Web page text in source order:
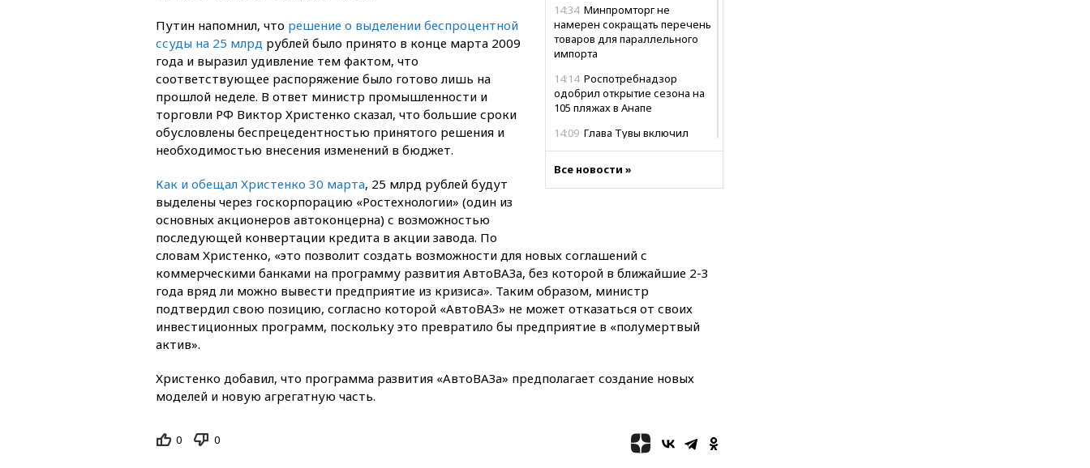
14:34 Минпромторг не
намерен сокращать перечень
товаров для параллельного
импорта
14:14 Роспотребнадзор
одобрил открытие сезона на
105 пляжах в Анапе
14:09 Глава Тувы включил
13:57Wildberries запустит
одобрили скандальный
законопроект о частной
собственности
13:36ABC News: запасы
вооружений США достигли
крайне низкого уровня
Верховный суд снять «Яблоко»
президентом ОАЭ ситуацию в
Персидском заливе и на
Все новости »
Путин напомнил, что решение о выделении беспроцентной
ссуды на 25 млрд рублей было принято в конце марта 2009
года и выразил удивление тем фактом, что
соответствующее распоряжение было готово лишь на
прошлой неделе. В ответ министр промышленности и
торговли РФ Виктор Христенко сказал, что большие сроки
обусловлены беспрецедентностью принятого решения и
необходимостью внесения изменений в бюджет.
Как и обещал Христенко 30 марта, 25 млрд рублей будут
выделены через госкорпорацию «Ростехнологии» (один из
основных акционеров автоконцерна) с возможностью
последующей конвертации кредита в акции завода. По
словам Христенко, «это позволит создать возможности для новых соглашений с
коммерческими банками на программу развития АвтоВАЗа, без которой в ближайшие 2-3
года вряд ли можно вывести предприятие из кризиса». Таким образом, министр
подтвердил свою позицию, согласно которой «АвтоВАЗ» не может отказаться от своих
инвестиционных программ, поскольку это превратило бы предприятие в «полумертвый
актив».
Христенко добавил, что программа развития «АвтоВАЗа» предполагает создание новых
моделей и новую агрегатную часть.
0 0